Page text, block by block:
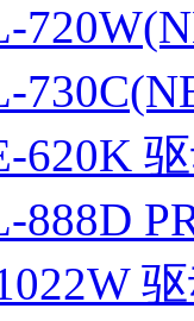
620K
888D